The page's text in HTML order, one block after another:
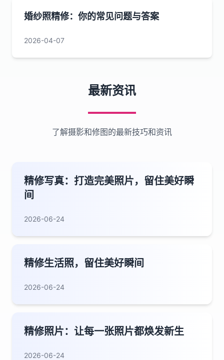
婚纱照精修：你的常见问题与答案
2026-04-07
最新资讯
了解摄影和修图的最新技巧和资讯
精修写真：打造完美照片，留住美好瞬
间
2026-06-24
精修生活照，留住美好瞬间
2026-06-24
精修照片：让每一张照片都焕发新生
2026-06-24